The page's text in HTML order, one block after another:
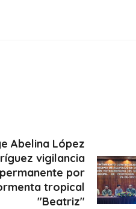
Abelina López
vigilancia
permanente por
tropical
"Beatriz"